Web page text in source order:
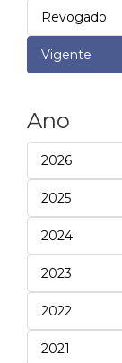
Revogado
Vigente
Ano
2026
2025
2024
2023
2022
2021